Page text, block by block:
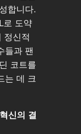
합니다.
로 도약
정신적
들과 팬
코트를
는 데 크
신의 결